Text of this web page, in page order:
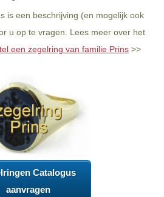
is een beschrijving (en mogelijk ook
u op te vragen. Lees meer over het
een zegelring van familie Prins >>
Catalogus
aanvragen